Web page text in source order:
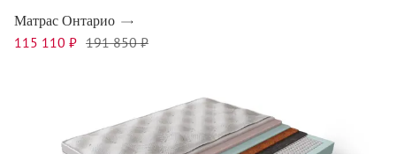
Матрас Онтарио
115 110 ₽ 191 850 ₽